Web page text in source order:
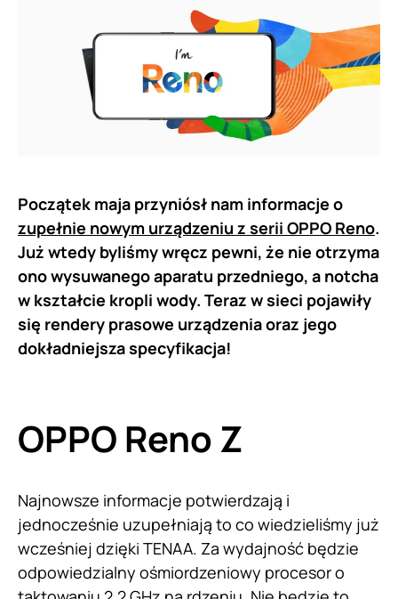
Początek maja przyniósł nam informacje o
zupełnie nowym urządzeniu z serii OPPO Reno.
Już wtedy byliśmy wręcz pewni, że nie otrzyma
ono wysuwanego aparatu przedniego, a notcha
w kształcie kropli wody. Teraz w sieci pojawiły
się rendery prasowe urządzenia oraz jego
dokładniejsza specyfikacja!
OPPO Reno Z
Najnowsze informacje potwierdzają i
jednocześnie uzupełniają to co wiedzieliśmy już
wcześniej dzięki TENAA. Za wydajność będzie
odpowiedzialny ośmiordzeniowy procesor o